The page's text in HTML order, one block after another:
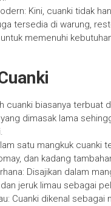
Kini, cuanki tidak
tersedia di warung,
memenuhi
cuanki biasanya terbuat
dimasak lama
satu mangkuk cuanki
dan kadang
Disajikan dalam
jeruk limau sebagai
Cuanki dikenal sebagai